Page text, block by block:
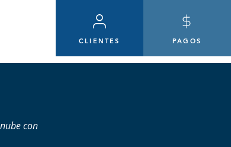
CLIENTES PAGOS
con